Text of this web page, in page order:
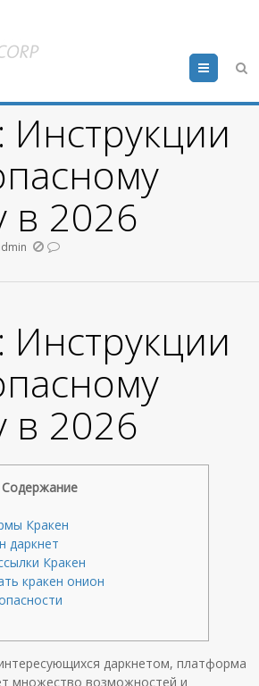
Menu
Инструкции
в 2026
Инструкции
в 2026
Содержание
Кракен
даркнет
Кракен
кракен онион
даркнетом, платформа
множество возможностей и